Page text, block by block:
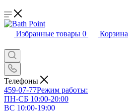
Избранные товары 0 Корзина
Телефоны
459-07-77Режим работы:
ПН-СБ 10:00-20:00
ВС 10:00-19:00